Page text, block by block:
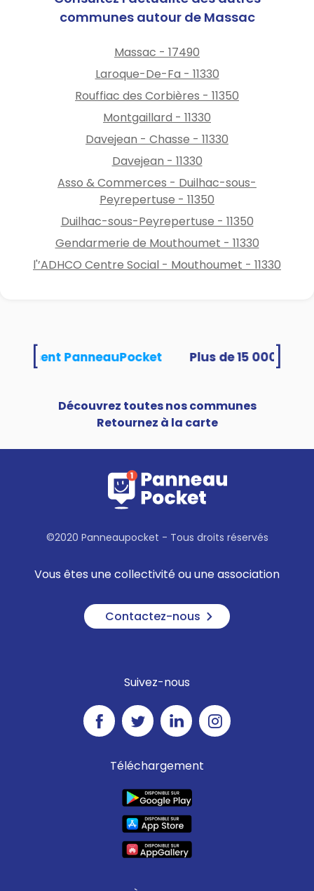
communes autour de Massac
Massac - 17490
Laroque-De-Fa - 11330
Rouffiac des Corbières - 11350
Montgaillard - 11330
Davejean - Chasse - 11330
Davejean - 11330
Asso & Commerces - Duilhac-sous-
Peyrepertuse - 11350
Duilhac-sous-Peyrepertuse - 11350
Gendarmerie de Mouthoumet - 11330
l'’ADHCO Centre Social - Mouthoumet - 11330
PanneauPocket
Découvrez toutes nos communes
Retournez à la carte
©2020 Panneaupocket - Tous droits réservés
Vous êtes une collectivité ou une association
Contactez-nous
Suivez-nous
Téléchargement